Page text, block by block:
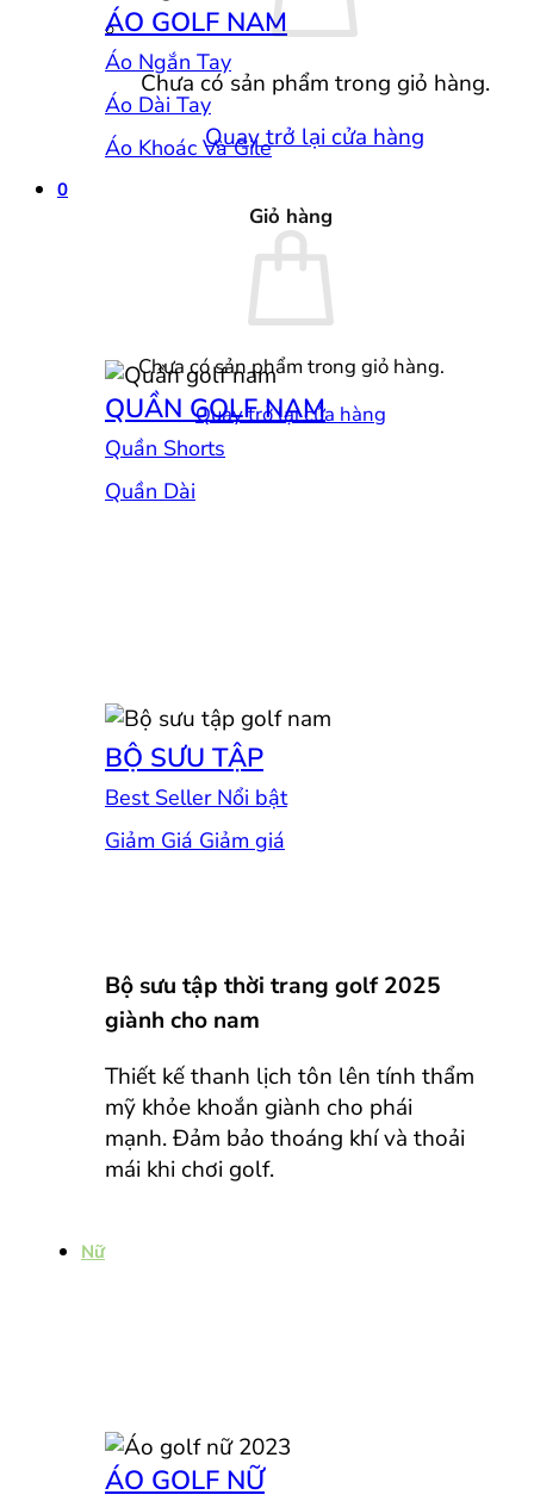
Chưa có sản phẩm trong giỏ hàng.
Quay trở lại cửa hàng
0
Giỏ hàng
Chưa có sản phẩm trong giỏ hàng.
Quay trở lại cửa hàng
ÁO GOLF NAM
Áo Ngắn Tay
Áo Dài Tay
Áo Khoác Và Gile
QUẦN GOLF NAM
Quần Shorts
Quần Dài
BỘ SƯU TẬP
Best Seller
Giảm Giá
Bộ sưu tập thời trang golf 2025
giành cho nam
Thiết kế thanh lịch tôn lên tính thẩm
mỹ khỏe khoắn giành cho phái
mạnh. Đảm bảo thoáng khí và thoải
mái khi chơi golf.
Nữ
ÁO GOLF NỮ